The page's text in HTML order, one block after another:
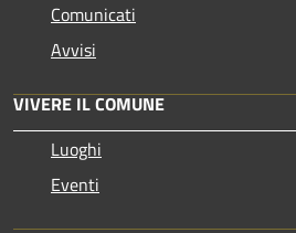
Comunicati
Avvisi
VIVERE IL COMUNE
Luoghi
Eventi